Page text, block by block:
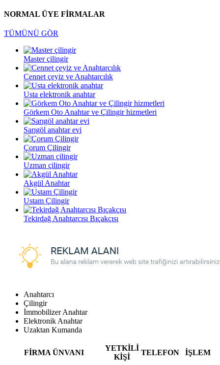
NORMAL ÜYE FİRMALAR
TÜMÜNÜ GÖR
Master çilingir
Cennet çeyiz ve Anahtarcılık
Usta elektronik anahtar
Görkem Oto Anahtar ve Çilingir hizmetleri
Sarıgöl anahtar evi
Çorum Çilingir
Uzman çilingir
Akgül Anahtar
Ustam Çilingir
Tekirdağ Anahtarcısı Bıçakçısı
Anahtarcı
Çilingir
İmmobilizer Anahtar
Elektronik Anahtar
Uzaktan Kumanda
FİRMA ÜNVANI
YETKİLİ
KİŞİ
TELEFON İŞLEM